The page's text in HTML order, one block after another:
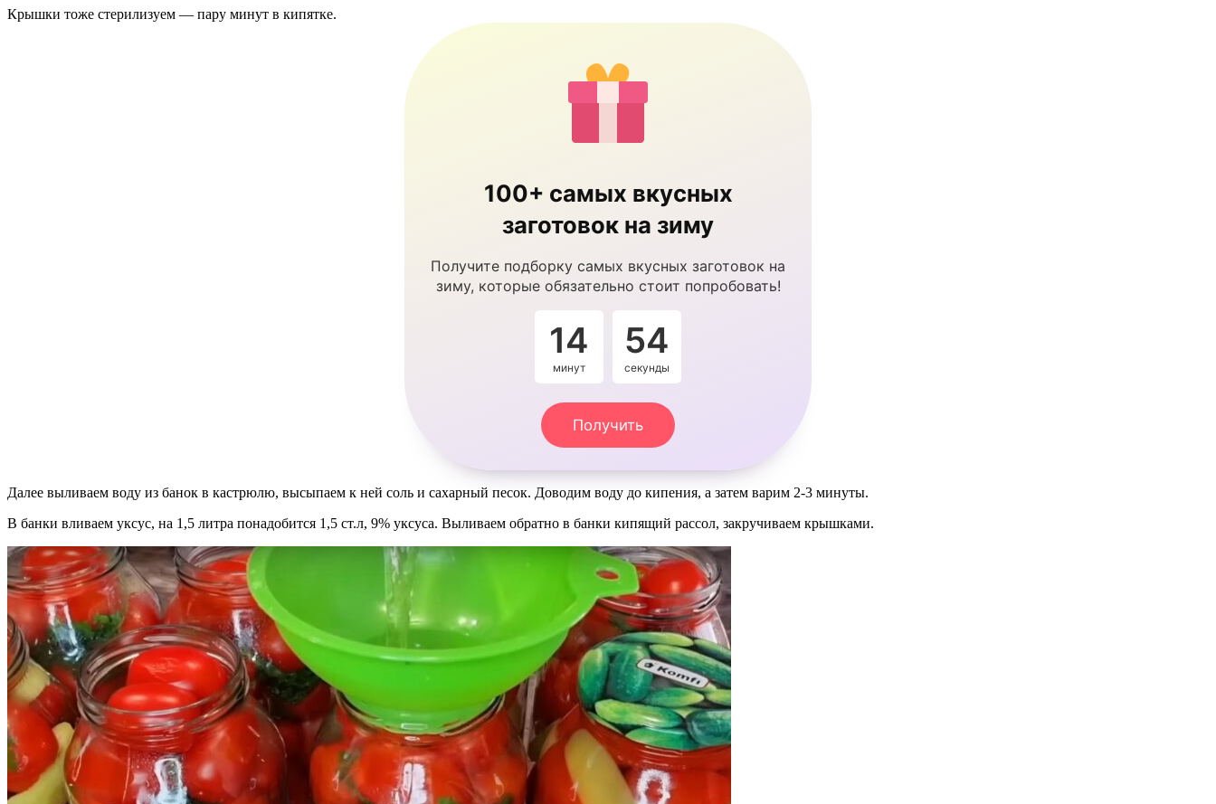
Крышки тоже стерилизуем — пару минут в кипятке.
100+ самых вкусных
заготовок на зиму
Получите подборку самых вкусных заготовок на
зиму, которые обязательно стоит попробовать!
14
минут
53
секунды
Получить
Далее выливаем воду из банок в кастрюлю, высыпаем к ней соль и сахарный песок. Доводим воду до кипения, а затем варим 2-3 минуты.
В банки вливаем уксус, на 1,5 литра понадобится 1,5 ст.л, 9% уксуса. Выливаем обратно в банки кипящий рассол, закручиваем крышками.